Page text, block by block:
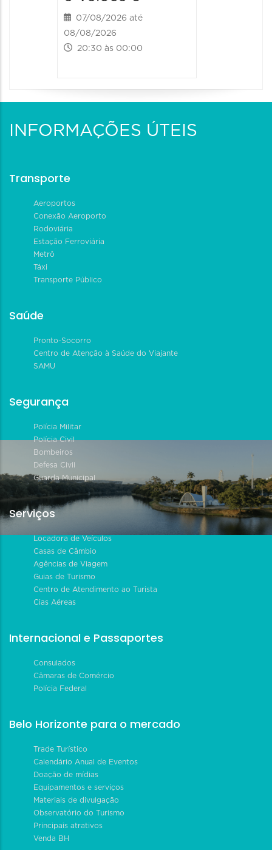
07/08/2026 até
08/08/2026
20:30 às 00:00
INFORMAÇÕES ÚTEIS
Transporte
Aeroportos
Conexão Aeroporto
Rodoviária
Estação Ferroviária
Metrô
Táxi
Transporte Público
Saúde
Pronto-Socorro
Centro de Atenção à Saúde do Viajante
SAMU
Segurança
Polícia Militar
Polícia Civil
Bombeiros
Defesa Civil
Guarda Municipal
Serviços
Locadora de Veículos
Casas de Câmbio
Agências de Viagem
Guias de Turismo
Centro de Atendimento ao Turista
Cias Aéreas
Internacional e Passaportes
Consulados
Câmaras de Comércio
Polícia Federal
Belo Horizonte para o mercado
Trade Turístico
Calendário Anual de Eventos
Doação de mídias
Equipamentos e serviços
Materiais de divulgação
Observatório do Turismo
Principais atrativos
Venda BH